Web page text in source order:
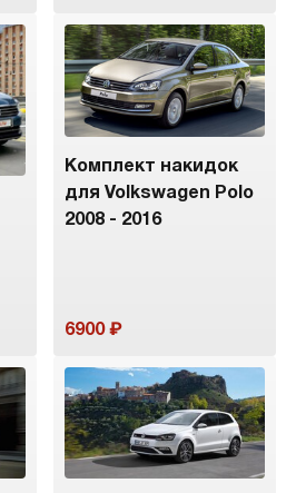
Комплект накидок
для Volkswagen Polo
2008 - 2016
6900